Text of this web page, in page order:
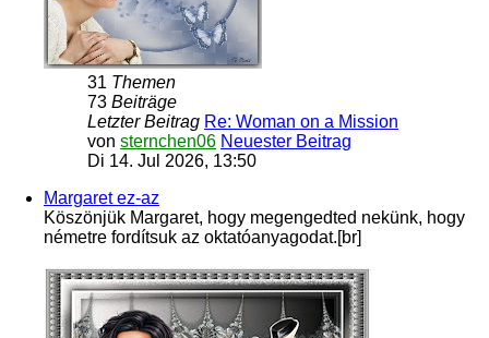
31 Themen
73 Beiträge
Letzter Beitrag Re: Woman on a Mission
von sternchen06 Neuester Beitrag
Di 14. Jul 2026, 13:50
Margaret ez-az
Köszönjük Margaret, hogy megengedted nekünk, hogy
németre fordítsuk az oktatóanyagodat.[br]